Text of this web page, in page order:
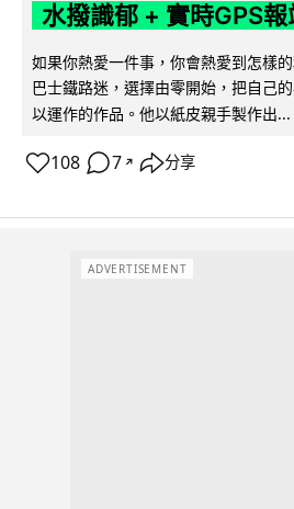
水撥識郁 + 實時GPS報
如果你熱愛一件事，你會熱愛到怎樣
巴士鐵路迷，選擇由零開始，把自己
以運作的作品。他以紙皮親手製作出...
108 7 ↗ 分享
ADVERTISEMENT